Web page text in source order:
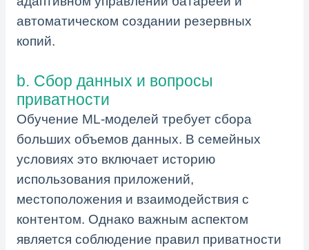
автоматическом создании резервных
копий.
b. Сбор данных и вопросы
приватности
Обучение ML-моделей требует сбора
больших объемов данных. В семейных
условиях это включает историю
использования приложений,
местоположения и взаимодействия с
контентом. Однако важным аспектом
является соблюдение правил приватности